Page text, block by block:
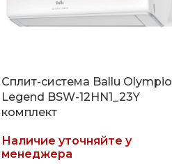
Сплит-система Ballu Olympio
Legend BSW-12HN1_23Y
комплект
Наличие уточняйте у
менеджера